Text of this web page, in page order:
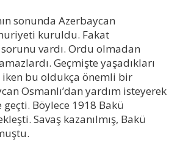
sonunda Azerbaycan
kuruldu. Fakat
vardı. Ordu olmadan
Geçmişte yaşadıkları
bu oldukça önemli bir
Osmanlı’dan yardım isteyerek
geçti. Böylece 1918 Bakü
Savaş kazanılmış, Bakü